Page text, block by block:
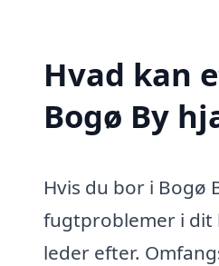
Hvad kan
Bogø By
Hvis du bor i
fugtproblemer i dit
leder efter.